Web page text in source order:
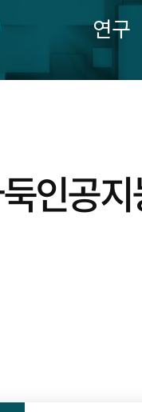
1년
연구
인공